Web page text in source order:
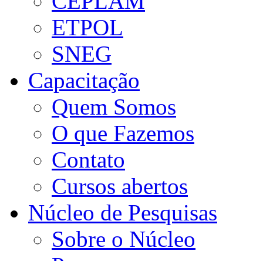
ETPOL
SNEG
Capacitação
Quem Somos
O que Fazemos
Contato
Cursos abertos
Núcleo de Pesquisas
Sobre o Núcleo